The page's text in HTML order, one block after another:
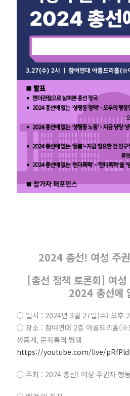
2024 총선! 여성 주
[총선 정책 토론회] 여
2024 총선에
○ 일시 : 2024년 3월 27일(수) 오후
○ 장소 : 참여연대 2층 아름드리홀(※
생중계, 문자통역 병행
https://youtube.com/live/
○ 주최 : 2024 총선! 여성 주권자 행